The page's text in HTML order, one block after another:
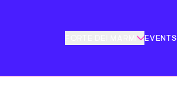
FORTE DEI MARMI EVENTS